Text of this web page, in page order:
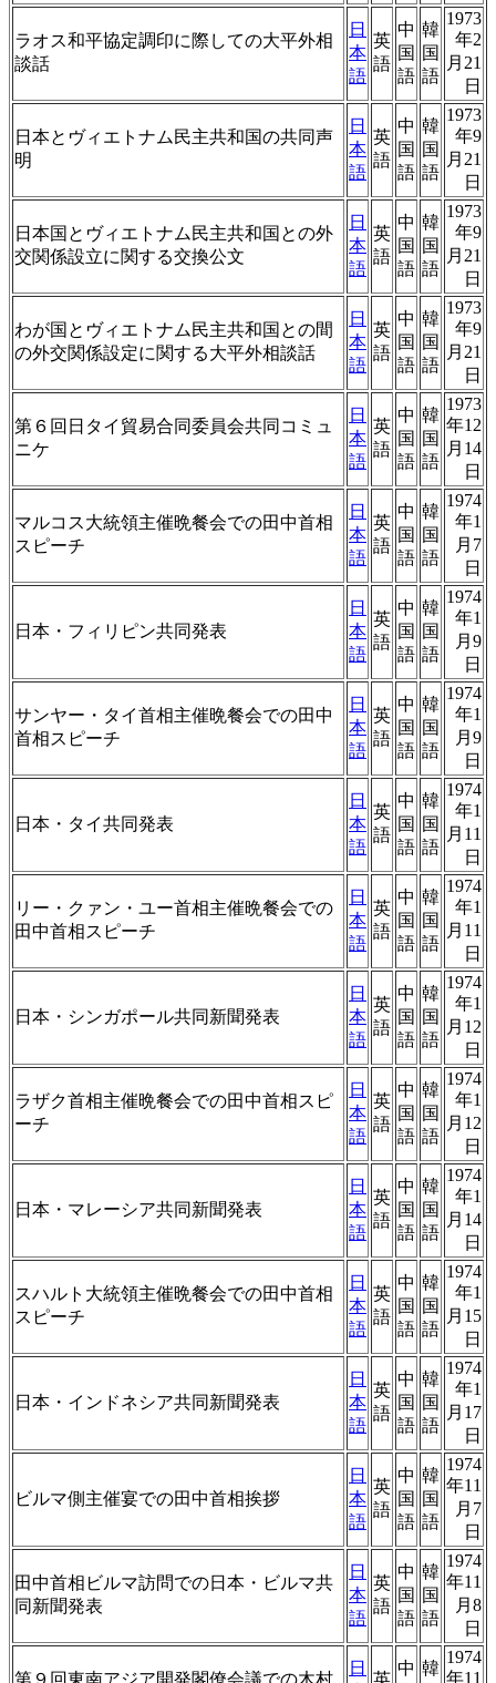
ラオス和平協定調印に際しての大平外相
談話
日
本
語
英
語
中
国
語
韓
国
語
1973
年2
月21
日
日本とヴィエトナム民主共和国の共同声
明
日
本
語
英
語
中
国
語
韓
国
語
1973
年9
月21
日
日本国とヴィエトナム民主共和国との外
交関係設立に関する交換公文
日
本
語
英
語
中
国
語
韓
国
語
1973
年9
月21
日
わが国とヴィエトナム民主共和国との間
の外交関係設定に関する大平外相談話
日
本
語
英
語
中
国
語
韓
国
語
1973
年9
月21
日
第６回日タイ貿易合同委員会共同コミュ
ニケ
日
本
語
英
語
中
国
語
韓
国
語
1973
年12
月14
日
マルコス大統領主催晩餐会での田中首相
スピーチ
日
本
語
英
語
中
国
語
韓
国
語
1974
年1
月7
日
日本・フィリピン共同発表
日
本
語
英
語
中
国
語
韓
国
語
1974
年1
月9
日
サンヤー・タイ首相主催晩餐会での田中
首相スピーチ
日
本
語
英
語
中
国
語
韓
国
語
1974
年1
月9
日
日本・タイ共同発表
日
本
語
英
語
中
国
語
韓
国
語
1974
年1
月11
日
リー・クァン・ユー首相主催晩餐会での
田中首相スピーチ
日
本
語
英
語
中
国
語
韓
国
語
1974
年1
月11
日
日本・シンガポール共同新聞発表
日
本
語
英
語
中
国
語
韓
国
語
1974
年1
月12
日
ラザク首相主催晩餐会での田中首相スピ
ーチ
日
本
語
英
語
中
国
語
韓
国
語
1974
年1
月12
日
日本・マレーシア共同新聞発表
日
本
語
英
語
中
国
語
韓
国
語
1974
年1
月14
日
スハルト大統領主催晩餐会での田中首相
スピーチ
日
本
語
英
語
中
国
語
韓
国
語
1974
年1
月15
日
日本・インドネシア共同新聞発表
日
本
語
英
語
中
国
語
韓
国
語
1974
年1
月17
日
ビルマ側主催宴での田中首相挨拶
日
本
語
英
語
中
国
語
韓
国
語
1974
年11
月7
日
田中首相ビルマ訪問での日本・ビルマ共
同新聞発表
日
本
語
英
語
中
国
語
韓
国
語
1974
年11
月8
日
第９回東南アジア開発閣僚会議での木村
日
英
中 韓
1974
年11